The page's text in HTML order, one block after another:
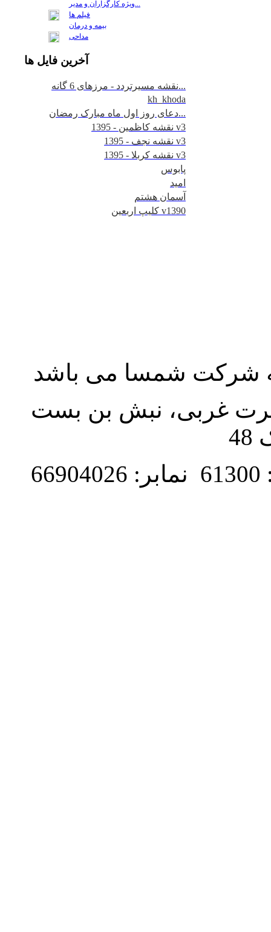
فيلم ها
بیمه و درمان
مداحی
آخرين فايل ها
نقشه مسیرتردد - مرزهای 6 گانه...
kh_khoda
دعای روز اول ماه مبارک رمضان...
نقشه کاظمین - 1395 v3
نقشه نجف - 1395 v3
نقشه کربلا - 1395 v3
پابوس
امید
آسمان هشتم
کلیپ اربعین v1390
شرکت شمسا می باشد
غربی، نبش بن بست